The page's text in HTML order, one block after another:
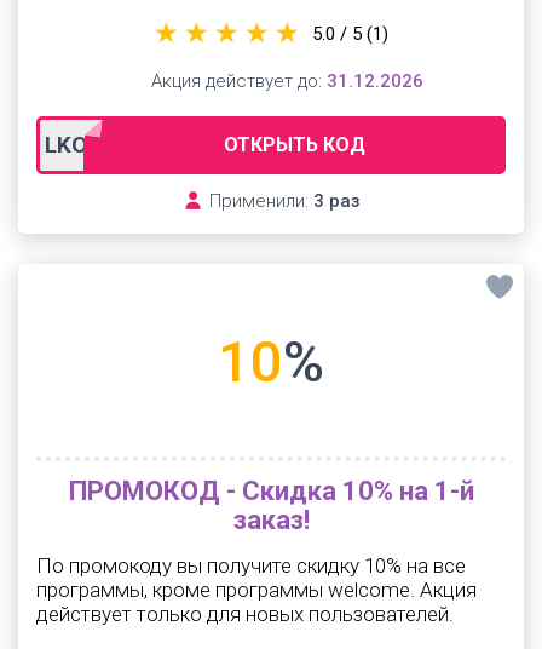
LKOLD ОТКРЫТЬ КОД
Применили: 3 раз
5.0 / 5 (1)
Акция действует до: 31.12.2026
10%
ПРОМОКОД - Скидка 10% на 1-й
заказ!
По промокоду вы получите скидку 10% на все
программы, кроме программы wеlcome. Акция
действует только для новых пользователей.